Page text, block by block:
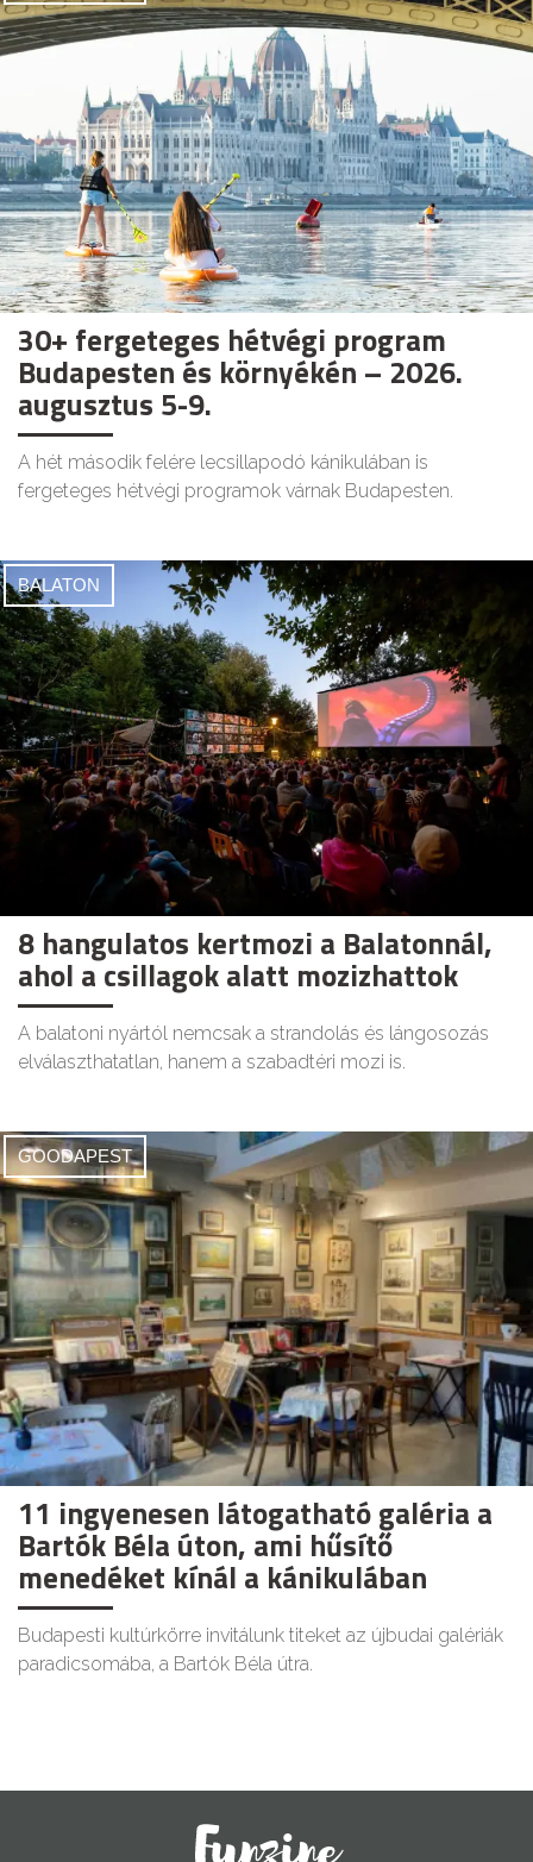
30+ fergeteges hétvégi program
Budapesten és környékén – 2026.
augusztus 5-9.
A hét második felére lecsillapodó kánikulában is
fergeteges hétvégi programok várnak Budapesten.
BALATON
8 hangulatos kertmozi a Balatonnál,
ahol a csillagok alatt mozizhattok
A balatoni nyártól nemcsak a strandolás és lángosozás
elválaszthatatlan, hanem a szabadtéri mozi is.
GOODAPEST
11 ingyenesen látogatható galéria a
Bartók Béla úton, ami hűsítő
menedéket kínál a kánikulában
Budapesti kultúrkörre invitálunk titeket az újbudai galériák
paradicsomába, a Bartók Béla útra.